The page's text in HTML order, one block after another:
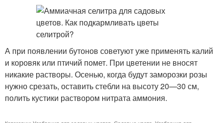
А при появлении бутонов советуют уже применять калий
и коровяк или птичий помет. При цветении не вносят
никакие растворы. Осенью, когда будут заморозки розы
нужно срезать, оставить стебли на высоту 20—30 см,
полить кустики раствором нитрата аммония.